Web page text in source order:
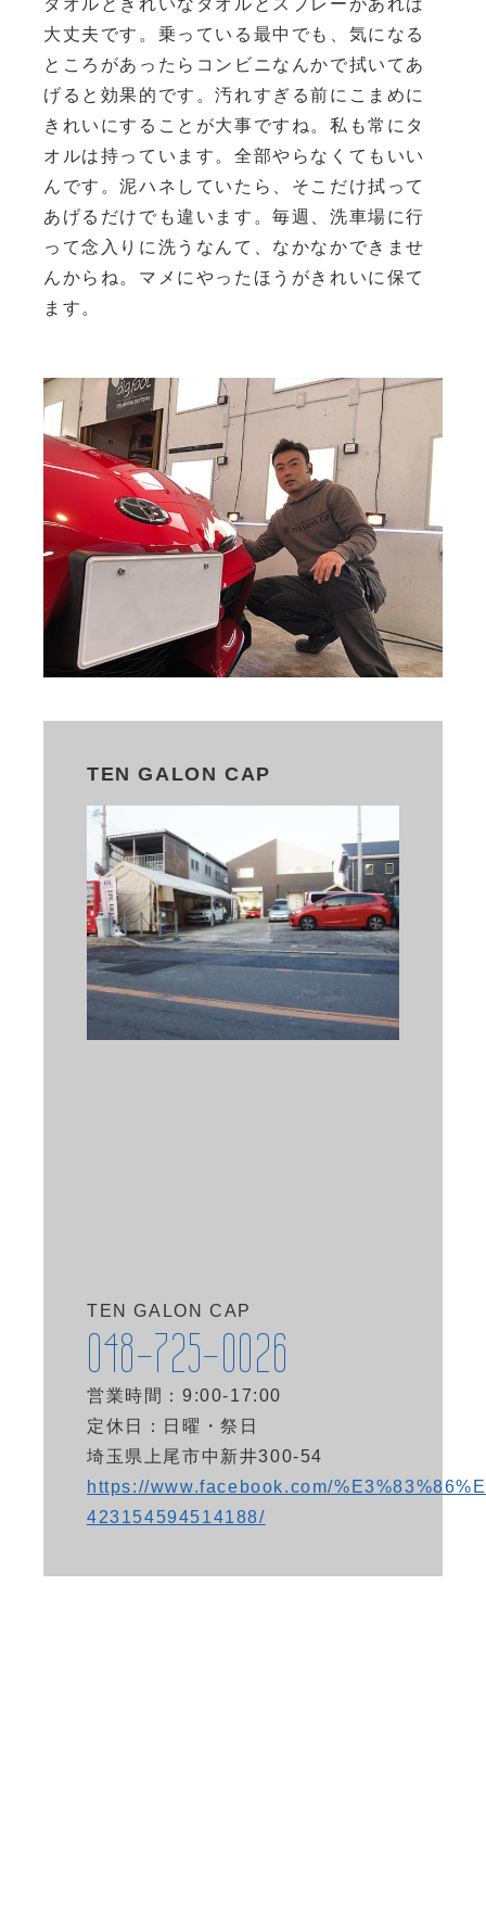
タオルときれいなタオルとスプレーがあれば
大丈夫です。乗っている最中でも、気になる
ところがあったらコンビニなんかで拭いてあ
げると効果的です。汚れすぎる前にこまめに
きれいにすることが大事ですね。私も常にタ
オルは持っています。全部やらなくてもいい
んです。泥ハネしていたら、そこだけ拭って
あげるだけでも違います。毎週、洗車場に行
って念入りに洗うなんて、なかなかできませ
んからね。マメにやったほうがきれいに保て
ます。
TEN GALON CAP
TEN GALON CAP
048-725-0026
営業時間：9:00-17:00
定休日：日曜・祭日
埼玉県上尾市中新井300-54
https://www.facebook.com/
423154594514188/